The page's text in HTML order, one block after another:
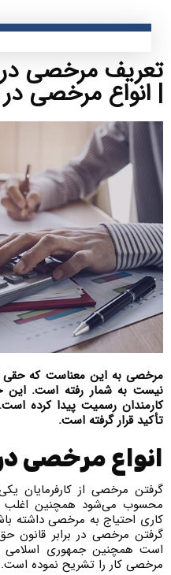
تعریف مرخصی
| انواع مرخصی در
مرخصی به این معناست که حقی
نیست به شمار رفته است. این
کارمندان رسمیت پیدا کرده است.
تأکید قرار گرفته است.
انواع مرخصی
گرفتن مرخصی از کارفرمایان
محسوب می‌شود همچنین
کاری احتیاج به مرخصی داشته
گرفتن مرخصی در برابر
است همچنین جمهوری اسلامی
مرخصی کار را تشریح نموده است.